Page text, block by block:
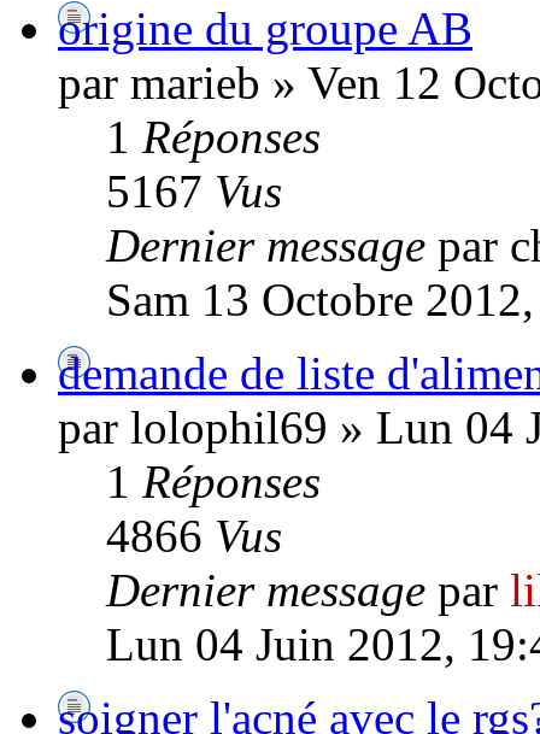
origine du groupe AB
par marieb » Ven 12
1 Réponses
5167 Vus
Dernier message par
Sam 13 Octobre
demande de liste
par lolophil69 » Lun 04
1 Réponses
4866 Vus
Dernier message par
Lun 04 Juin 2012,
soigner l'acné avec le